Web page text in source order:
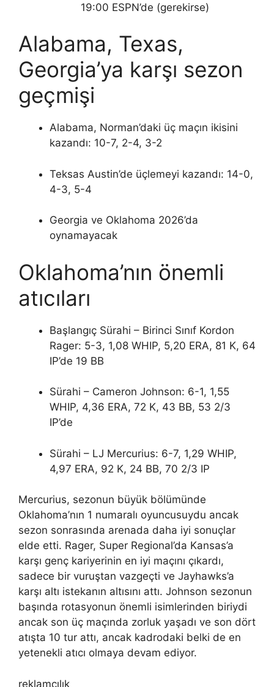
19:00 ESPN’de (gerekirse)
Alabama, Texas,
Georgia’ya karşı sezon
geçmişi
Alabama, Norman’daki üç maçın ikisini
kazandı: 10-7, 2-4, 3-2
Teksas Austin’de üçlemeyi kazandı: 14-0,
4-3, 5-4
Georgia ve Oklahoma 2026’da
oynamayacak
Oklahoma’nın önemli
atıcıları
Başlangıç ​​Sürahi – Birinci Sınıf Kordon
Rager: 5-3, 1,08 WHIP, 5,20 ERA, 81 K, 64
IP’de 19 BB
Sürahi – Cameron Johnson: 6-1, 1,55
WHIP, 4,36 ERA, 72 K, 43 BB, 53 2/3
IP’de
Sürahi – LJ Mercurius: 6-7, 1,29 WHIP,
4,97 ERA, 92 K, 24 BB, 70 2/3 IP
Mercurius, sezonun büyük bölümünde
Oklahoma’nın 1 numaralı oyuncusuydu ancak
sezon sonrasında arenada daha iyi sonuçlar
elde etti. Rager, Super Regional’da Kansas’a
karşı genç kariyerinin en iyi maçını çıkardı,
sadece bir vuruştan vazgeçti ve Jayhawks’a
karşı altı istekanın altısını attı. Johnson sezonun
başında rotasyonun önemli isimlerinden biriydi
ancak son üç maçında zorluk yaşadı ve son dört
atışta 10 tur attı, ancak kadrodaki belki de en
yetenekli atıcı olmaya devam ediyor.
reklamcılık